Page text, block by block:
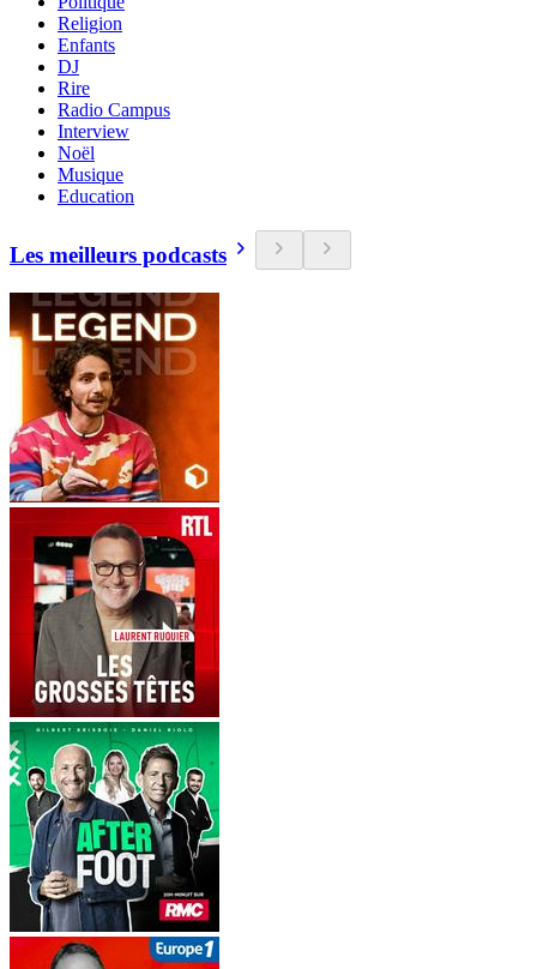
Religion
Enfants
DJ
Rire
Radio Campus
Interview
Noël
Musique
Education
Les meilleurs podcasts